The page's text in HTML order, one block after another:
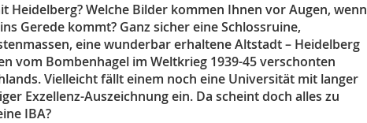
Heidelberg? Welche Bilder kommen Ihnen vor Augen, wenn
Gerede kommt? Ganz sicher eine Schlossruine,
eine wunderbar erhaltene Altstadt – Heidelberg
vom Bombenhagel im Weltkrieg 1939-45 verschonten
Vielleicht fällt einem noch eine Universität mit langer
Exzellenz-Auszeichnung ein. Da scheint doch alles zu
IBA?